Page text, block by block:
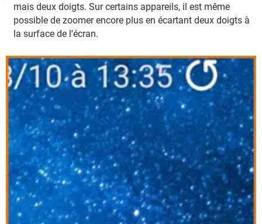
mais deux doigts. Sur certains appareils, il est même
possible de zoomer encore plus en écartant deux doigts à
la surface de l'écran.